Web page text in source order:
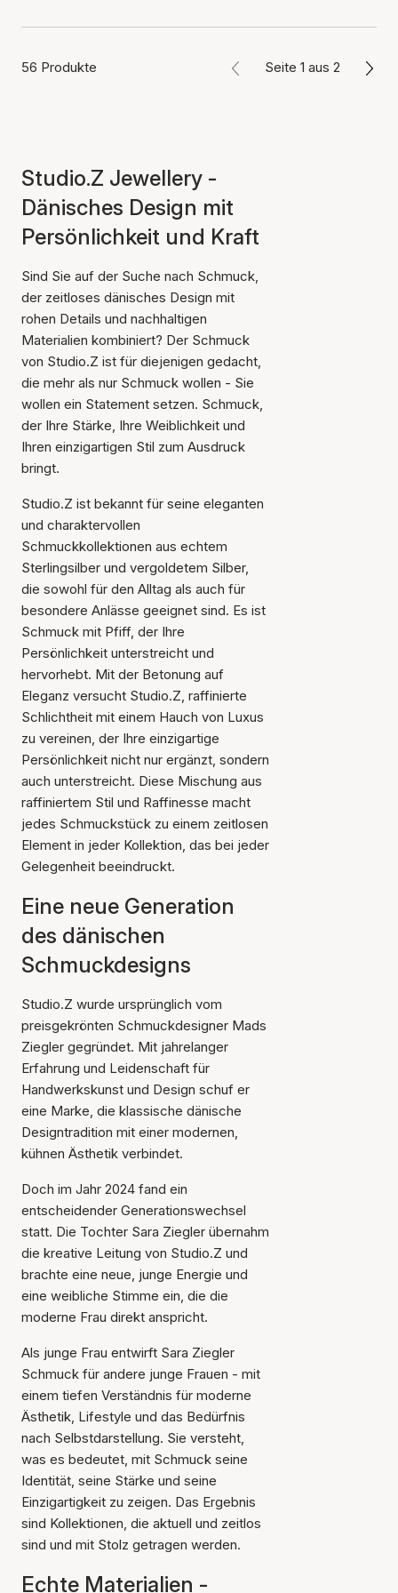
56 Produkte Seite 1 aus 2
Studio.Z Jewellery -
Dänisches Design mit
Persönlichkeit und Kraft
Sind Sie auf der Suche nach Schmuck,
der zeitloses dänisches Design mit
rohen Details und nachhaltigen
Materialien kombiniert? Der Schmuck
von Studio.Z ist für diejenigen gedacht,
die mehr als nur Schmuck wollen - Sie
wollen ein Statement setzen. Schmuck,
der Ihre Stärke, Ihre Weiblichkeit und
Ihren einzigartigen Stil zum Ausdruck
bringt.
Studio.Z ist bekannt für seine eleganten
und charaktervollen
Schmuckkollektionen aus echtem
Sterlingsilber und vergoldetem Silber,
die sowohl für den Alltag als auch für
besondere Anlässe geeignet sind. Es ist
Schmuck mit Pfiff, der Ihre
Persönlichkeit unterstreicht und
hervorhebt. Mit der Betonung auf
Eleganz versucht Studio.Z, raffinierte
Schlichtheit mit einem Hauch von Luxus
zu vereinen, der Ihre einzigartige
Persönlichkeit nicht nur ergänzt, sondern
auch unterstreicht. Diese Mischung aus
raffiniertem Stil und Raffinesse macht
jedes Schmuckstück zu einem zeitlosen
Element in jeder Kollektion, das bei jeder
Gelegenheit beeindruckt.
Eine neue Generation
des dänischen
Schmuckdesigns
Studio.Z wurde ursprünglich vom
preisgekrönten Schmuckdesigner Mads
Ziegler gegründet. Mit jahrelanger
Erfahrung und Leidenschaft für
Handwerkskunst und Design schuf er
eine Marke, die klassische dänische
Designtradition mit einer modernen,
kühnen Ästhetik verbindet.
Doch im Jahr 2024 fand ein
entscheidender Generationswechsel
statt. Die Tochter Sara Ziegler übernahm
die kreative Leitung von Studio.Z und
brachte eine neue, junge Energie und
eine weibliche Stimme ein, die die
moderne Frau direkt anspricht.
Als junge Frau entwirft Sara Ziegler
Schmuck für andere junge Frauen - mit
einem tiefen Verständnis für moderne
Ästhetik, Lifestyle und das Bedürfnis
nach Selbstdarstellung. Sie versteht,
was es bedeutet, mit Schmuck seine
Identität, seine Stärke und seine
Einzigartigkeit zu zeigen. Das Ergebnis
sind Kollektionen, die aktuell und zeitlos
sind und mit Stolz getragen werden.
Echte Materialien -